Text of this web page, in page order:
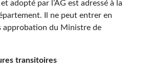
adopté par l’AG est adressé à la
Il ne peut entrer en
approbation du Ministre de
transitoires